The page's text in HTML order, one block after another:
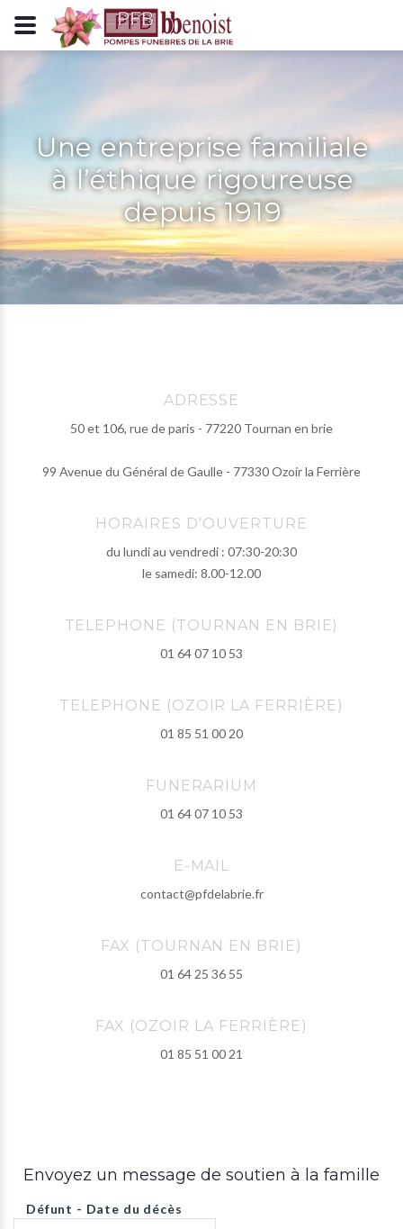
Panneau de gestion des cookies
Une entreprise familiale
à l’éthique rigoureuse
depuis 1919
ADRESSE
50 et 106, rue de paris - 77220 Tournan en brie
99 Avenue du Général de Gaulle - 77330 Ozoir la Ferrière
HORAIRES D'OUVERTURE
du lundi au vendredi : 07:30-20:30
le samedi: 8.00-12.00
TELEPHONE (TOURNAN EN BRIE)
01 64 07 10 53
TELEPHONE (OZOIR LA FERRIÈRE)
01 85 51 00 20
FUNERARIUM
01 64 07 10 53
E-MAIL
contact@pfdelabrie.fr
FAX (TOURNAN EN BRIE)
01 64 25 36 55
FAX (OZOIR LA FERRIÈRE)
01 85 51 00 21
Envoyez un message de soutien à la famille
Défunt - Date du décès